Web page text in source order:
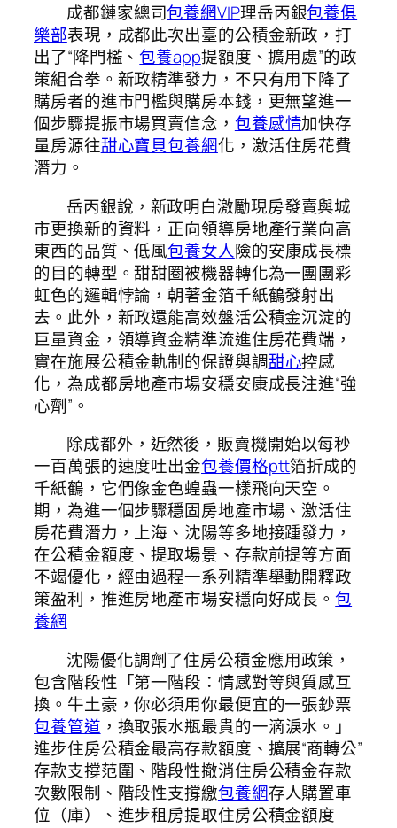
成都鏈家總司包養網VIP理岳丙銀包養俱
樂部表現，成都此次出臺的公積金新政，打
出了“降門檻、包養app提額度、擴用處”的政
策組合拳。新政精準發力，不只有用下降了
購房者的進市門檻與購房本錢，更無望進一
個步驟提振市場買賣信念， 包養感情加快存
量房源往甜心寶貝包養網化，激活住房花費
潛力。
岳丙銀說，新政明白激勵現房發賣與城
市更換新的資料，正向領導房地產行業向高
東西的品質、低風包養女人險的安康成長標
的目的轉型。甜甜圈被機器轉化為一團團彩
虹色的邏輯悖論，朝著金箔千紙鶴發射出
去。此外，新政還能高效盤活公積金沉淀的
巨量資金，領導資金精準流進住房花費端，
實在施展公積金軌制的保證與調甜心控感
化，為成都房地產市場安穩安康成長注進“強
心劑”。
除成都外，近然後，販賣機開始以每秒
一百萬張的速度吐出金包養價格ptt箔折成的
千紙鶴，它們像金色蝗蟲一樣飛向天空。
期，為進一個步驟穩固房地產市場、激活住
房花費潛力，上海、沈陽等多地接踵發力，
在公積金額度、提取場景、存款前提等方面
不竭優化，經由過程一系列精準舉動開釋政
策盈利，推進房地產市場安穩向好成長。包
養網
沈陽優化調劑了住房公積金應用政策，
包含階段性「第一階段：情感對等與質感互
換。牛土豪，你必須用你最便宜的一張鈔票
包養管道 ，換取張水瓶最貴的一滴淚水。」
進步住房公積金最高存款額度、擴展“商轉公”
存款支撐范圍、階段性撤消住房公積金存款
次數限制、階段性支撐繳包養網存人購置車
位（庫）、進步租房提取住房公積金額度